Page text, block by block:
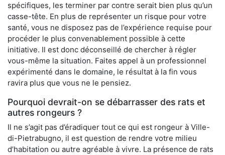
spécifiques, les terminer par contre serait bien plus qu’un
casse-tête. En plus de représenter un risque pour votre
santé, vous ne disposez pas de l’expérience requise pour
procéder le plus convenablement possible à cette
initiative. Il est donc déconseillé de chercher à régler
vous-même la situation. Faites appel à un professionnel
expérimenté dans le domaine, le résultat à la fin vous
ravira plus que vous ne le pensiez.
Pourquoi devrait-on se débarrasser des rats et
autres rongeurs ?
Il ne s’agit pas d’éradiquer tout ce qui est rongeur à Ville-
di-Pietrabugno, il est question de rendre votre milieu
d’habitation ou autre agréable à vivre. La présence de rats